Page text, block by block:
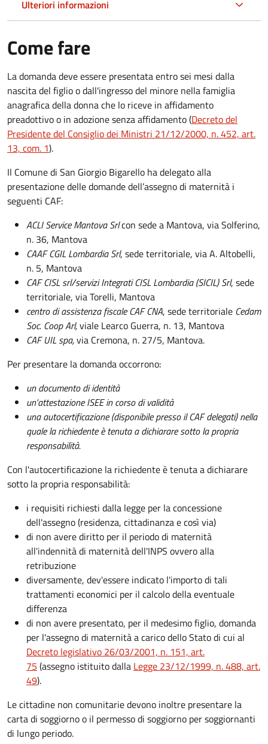
Ulteriori informazioni
Come fare
La domanda deve essere presentataentro sei mesi dalla
nascita del figlio o dall'ingresso del minore nella famiglia
anagrafica della donna che lo riceve in affidamento
preadottivo o in adozione senza affidamento (Decreto del
Presidente del Consiglio dei Ministri 21/12/2000, n. 452, art.
13, com. 1).
Il Comune di San Giorgio Bigarello ha delegato alla
presentazione delle domande dell’assegno di maternità i
seguenti CAF:
ACLI Service Mantova Srlcon sede a Mantova, via Solferino,
n. 36, Mantova
CAAF CGIL Lombardia Srl, sede territoriale, via A. Altobelli,
n. 5, Mantova
CAF CISL srl/servizi Integrati CISL Lombardia (SICIL) Srl, sede
territoriale, via Torelli, Mantova
centro di assistenza fiscale CAF CNA, sede territoriale Cedam
Soc. Coop Arl,viale Learco Guerra, n. 13, Mantova
CAF UIL spa,via Cremona, n. 27/5, Mantova.
Per presentare la domanda occorrono:
un documento di identità
un'attestazione ISEE in corso di validità
una autocertificazione (disponibile presso il CAF delegati) nella
quale la richiedente è tenuta a dichiarare sotto la propria
responsabilità.
Con l'autocertificazione la richiedente è tenuta a dichiarare
sotto la propria responsabilità:
i requisiti richiesti dalla legge per la concessione
dell'assegno (residenza, cittadinanza e così via)
di non avere diritto per il periodo di maternità
all'indennità di maternità dell'INPS ovvero alla
retribuzione
diversamente, dev'essere indicato l'importo di tali
trattamenti economici per il calcolo della eventuale
differenza
di non avere presentato, per il medesimo figlio, domanda
per l'assegno di maternità a carico dello Stato di cui al
Decreto legislativo 26/03/2001, n. 151, art.
75 (assegno istituito dalla Legge 23/12/1999, n. 488, art.
49).
Le cittadine non comunitarie devono inoltre presentare la
carta di soggiorno o il permesso di soggiorno per soggiornanti
di lungo periodo.